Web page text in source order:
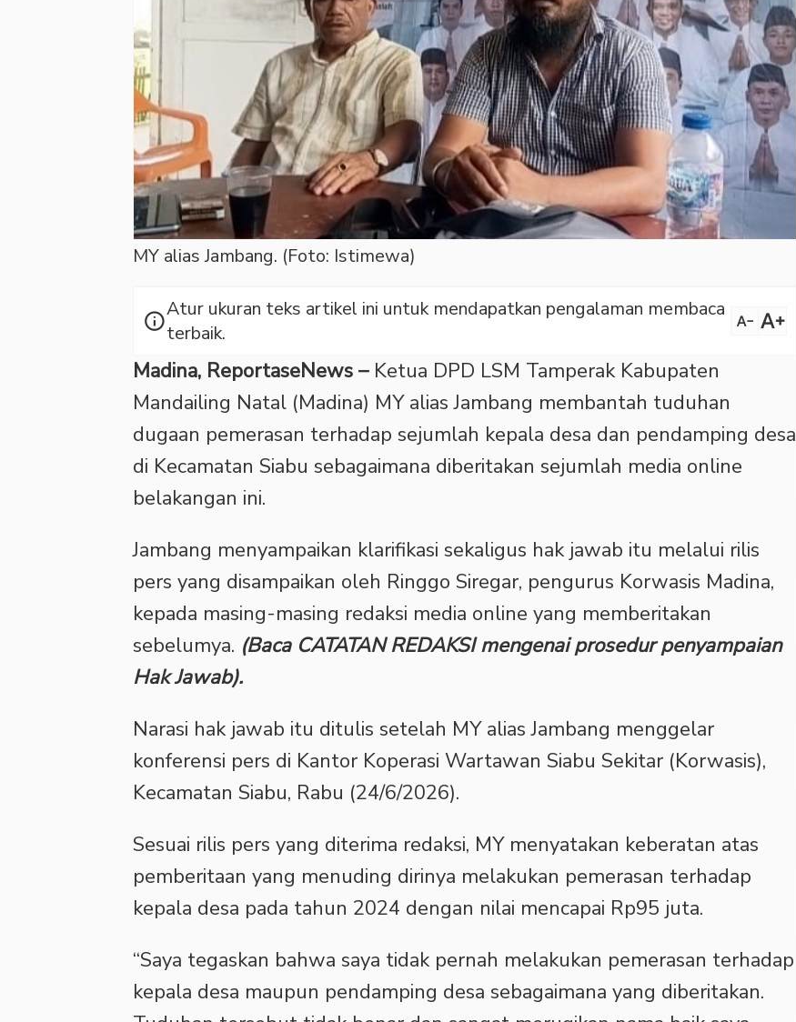
MY alias Jambang. (Foto: Istimewa)
infoAtur ukuran teks artikel ini untuk mendapatkan pengalaman membaca
terbaik.
text_decrease text_increase
Madina, ReportaseNews – Ketua DPD LSM Tamperak Kabupaten
Mandailing Natal (Madina) MY alias Jambang membantah tuduhan
dugaan pemerasan terhadap sejumlah kepala desa dan pendamping desa
di Kecamatan Siabu sebagaimana diberitakan sejumlah media online
belakangan ini.
Jambang menyampaikan klarifikasi sekaligus hak jawab itu melalui rilis
pers yang disampaikan oleh Ringgo Siregar, pengurus Korwasis Madina,
kepada masing-masing redaksi media online yang memberitakan
sebelumya. (Baca CATATAN REDAKSI mengenai prosedur penyampaian
Hak Jawab).
Narasi hak jawab itu ditulis setelah MY alias Jambang menggelar
konferensi pers di Kantor Koperasi Wartawan Siabu Sekitar (Korwasis),
Kecamatan Siabu, Rabu (24/6/2026).
Sesuai rilis pers yang diterima redaksi, MY menyatakan keberatan atas
pemberitaan yang menuding dirinya melakukan pemerasan terhadap
kepala desa pada tahun 2024 dengan nilai mencapai Rp95 juta.
“Saya tegaskan bahwa saya tidak pernah melakukan pemerasan terhadap
kepala desa maupun pendamping desa sebagaimana yang diberitakan.